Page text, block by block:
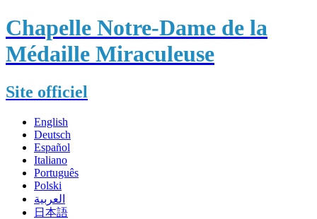
Chapelle Notre-Dame de la
Médaille Miraculeuse
Site officiel
English
Deutsch
Español
Italiano
Português
Polski
العربية
日本語